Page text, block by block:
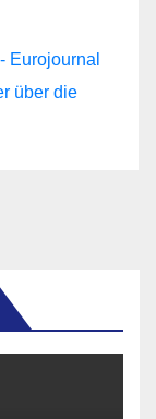
Eurojournal
über die